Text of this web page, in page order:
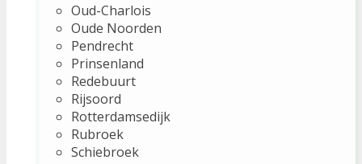
Oud-Charlois
Oude Noorden
Pendrecht
Prinsenland
Redebuurt
Rijsoord
Rotterdamsedijk
Rubroek
Schiebroek